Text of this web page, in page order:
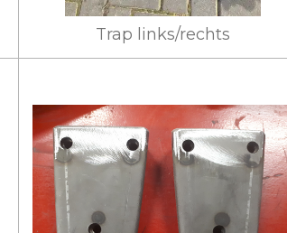
Trap links/rechts